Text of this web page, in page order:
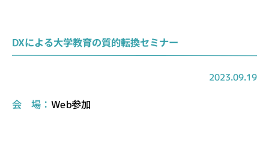
DXによる大学教育の質的転換セミナー
2023.09.19
会 場： Web参加